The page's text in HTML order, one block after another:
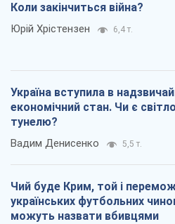
Коли закінчиться війна?
Юрій Хрістензен 6,4 т.
Україна вступила в
економічний стан. Чи є світло
тунелю?
Вадим Денисенко 5,5 т.
Чий буде Крим, той і
українських футбольних
можуть назвати вбивцями